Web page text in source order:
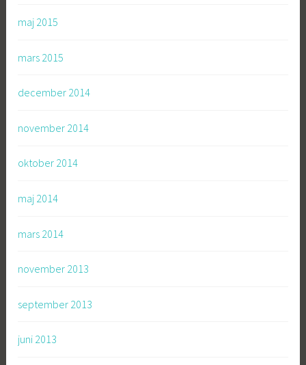
maj 2015
mars 2015
december 2014
november 2014
oktober 2014
maj 2014
mars 2014
november 2013
september 2013
juni 2013